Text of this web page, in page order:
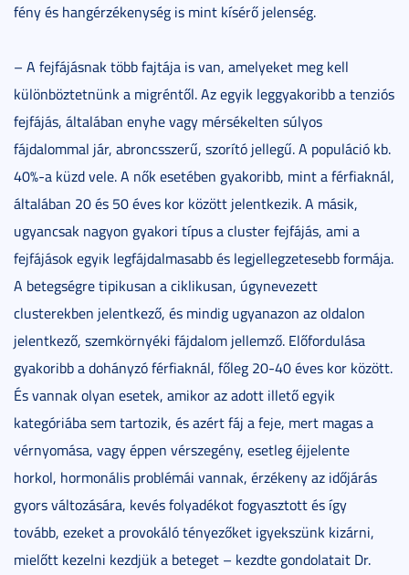
fény és hangérzékenység is mint kísérő jelenség.
– A fejfájásnak több fajtája is van, amelyeket meg kell
különböztetnünk a migréntől. Az egyik leggyakoribb a tenziós
fejfájás, általában enyhe vagy mérsékelten súlyos
fájdalommal jár, abroncsszerű, szorító jellegű. A populáció kb.
40%-a küzd vele. A nők esetében gyakoribb, mint a férfiaknál,
általában 20 és 50 éves kor között jelentkezik. A másik,
ugyancsak nagyon gyakori típus a cluster fejfájás, ami a
fejfájások egyik legfájdalmasabb és legjellegzetesebb formája.
A betegségre tipikusan a ciklikusan, úgynevezett
clusterekben jelentkező, és mindig ugyanazon az oldalon
jelentkező, szemkörnyéki fájdalom jellemző. Előfordulása
gyakoribb a dohányzó férfiaknál, főleg 20-40 éves kor között.
És vannak olyan esetek, amikor az adott illető egyik
kategóriába sem tartozik, és azért fáj a feje, mert magas a
vérnyomása, vagy éppen vérszegény, esetleg éjjelente
horkol, hormonális problémái vannak, érzékeny az időjárás
gyors változására, kevés folyadékot fogyasztott és így
tovább, ezeket a provokáló tényezőket igyekszünk kizárni,
mielőtt kezelni kezdjük a beteget – kezdte gondolatait Dr.